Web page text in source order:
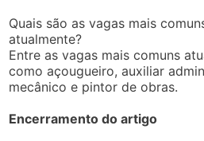
Quais são as vagas mais
atualmente?
Entre as vagas mais comuns
como açougueiro, auxiliar
mecânico e pintor de obras.
Encerramento do artigo